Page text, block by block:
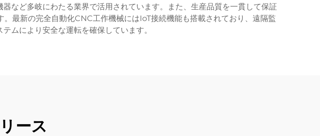
など多岐にわたる業界で活用されています。また、生産品質を一貫して保証
最新の完全自動化CNC工作機械にはIoT接続機能も搭載されており、遠隔監
ムにより安全な運転を確保しています。
ース